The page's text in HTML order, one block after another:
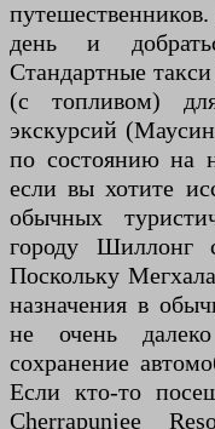
день и
Стандартные
(с топливом)
экскурсий
по состоянию на
если вы хотите
обычных
городу Шиллонг
Поскольку
назначения в
не очень
сохранение
Если кто-то
Cherrapunjee